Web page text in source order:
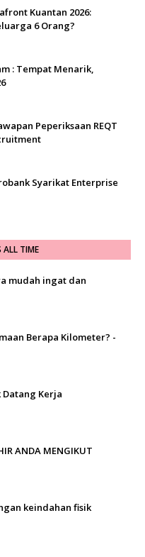
Kuantan 2026:
6 Orang?
: Tempat Menarik,
Peperiksaan REQT
Syarikat Enterprise
ALL TIME
mudah ingat dan
Berapa Kilometer? -
Datang Kerja
ANDA MENGIKUT
keindahan fisik